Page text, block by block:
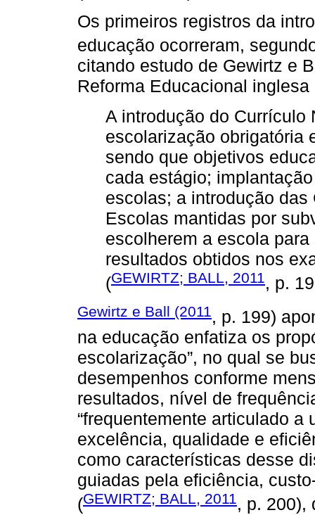
Os primeiros registros da
educação ocorreram,
citando estudo de Gewirtz e
Reforma Educacional
A introdução do Currículo
escolarização obrigatória
sendo que objetivos
cada estágio;
escolas; a introdução
Escolas mantidas por
escolherem a escola
resultados obtidos nos
(GEWIRTZ; BALL, 2011, p.
Gewirtz e Ball (2011 , p. 199)
na educação enfatiza os
escolarização”, no qual se
desempenhos conforme
resultados, nível de
“frequentemente articulado
excelência, qualidade e
como características desse
guiadas pela eficiência,
(GEWIRTZ; BALL, 2011, p. 200),